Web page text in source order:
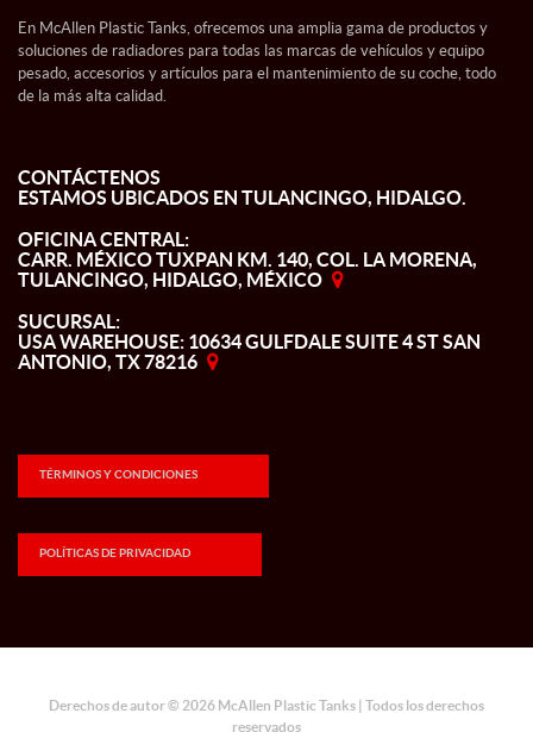
En McAllen Plastic Tanks, ofrecemos una amplia gama de productos y
soluciones de radiadores para todas las marcas de vehículos y equipo
pesado, accesorios y artículos para el mantenimiento de su coche, todo
de la más alta calidad.
CONTÁCTENOS
ESTAMOS UBICADOS EN TULANCINGO, HIDALGO.
OFICINA CENTRAL:
CARR. MÉXICO TUXPAN KM. 140, COL. LA MORENA,
TULANCINGO, HIDALGO, MÉXICO
SUCURSAL:
USA WAREHOUSE: 10634 GULFDALE SUITE 4 ST SAN
ANTONIO, TX 78216
TÉRMINOS Y CONDICIONES
POLÍTICAS DE PRIVACIDAD
Derechos de autor © 2026 McAllen Plastic Tanks | Todos los derechos
reservados